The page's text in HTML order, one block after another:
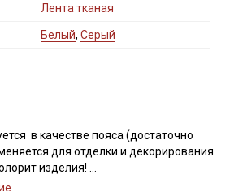
Лента тканая
Белый, Серый
в качестве пояса (достаточно
для отделки и декорирования.
изделия!
от оригинального цвета в
обработки персональных
на обработку персональных